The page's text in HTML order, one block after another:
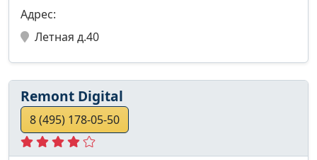
Адрес:
Летная д.40
Remont Digital
8 (495) 178-05-50